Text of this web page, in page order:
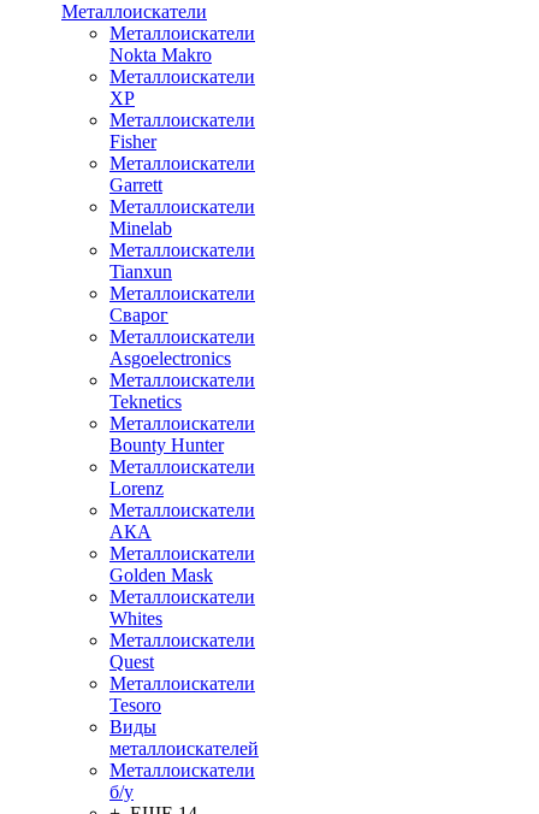
Металлоискатели
Металлоискатели
Nokta Makro
Металлоискатели
XP
Металлоискатели
Fisher
Металлоискатели
Garrett
Металлоискатели
Minelab
Металлоискатели
Tianxun
Металлоискатели
Сварог
Металлоискатели
Asgoelectronics
Металлоискатели
Teknetics
Металлоискатели
Bounty Hunter
Металлоискатели
Lorenz
Металлоискатели
АКА
Металлоискатели
Golden Mask
Металлоискатели
Whites
Металлоискатели
Quest
Металлоискатели
Tesoro
Виды
металлоискателей
Металлоискатели
б/у